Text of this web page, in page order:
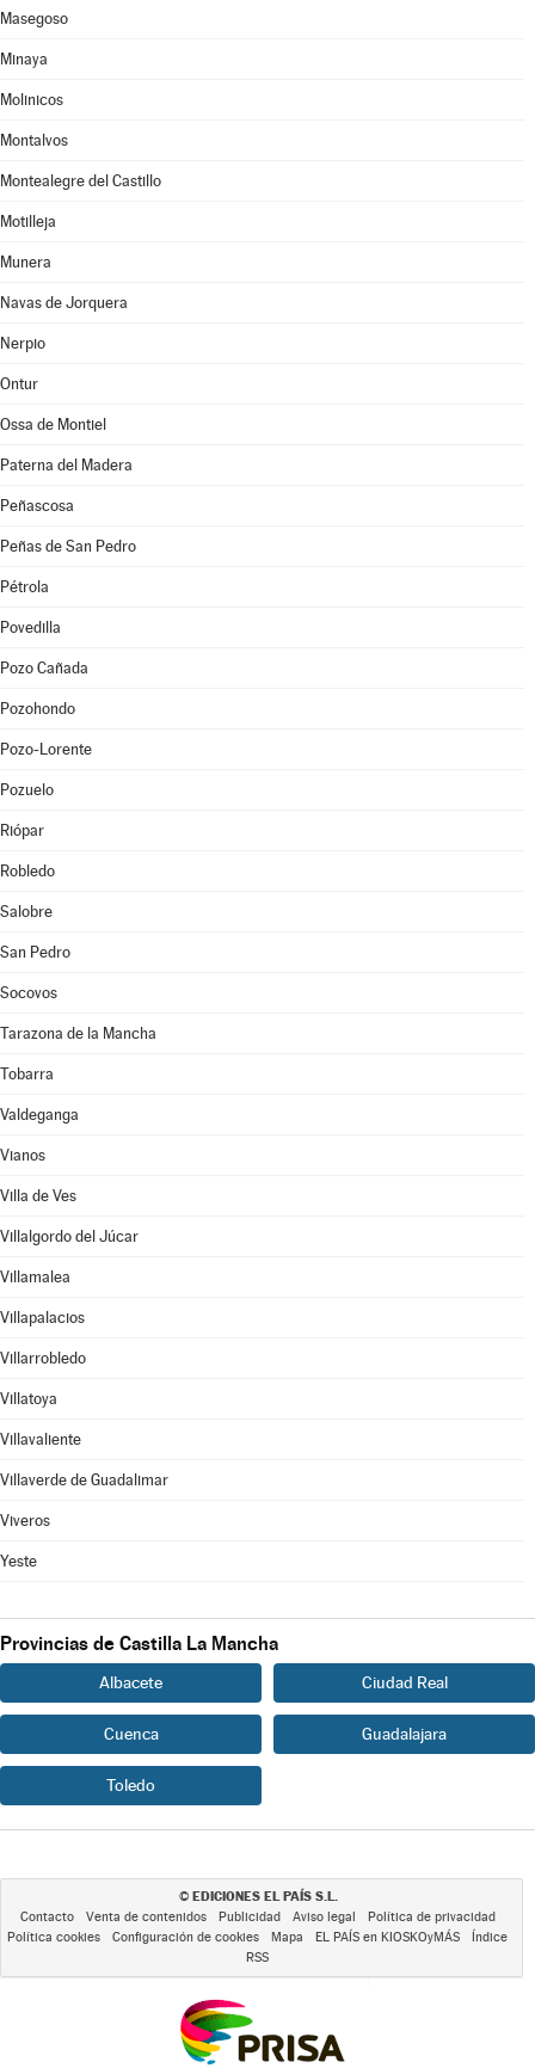
Masegoso
Minaya
Molinicos
Montalvos
Montealegre del Castillo
Motilleja
Munera
Navas de Jorquera
Nerpio
Ontur
Ossa de Montiel
Paterna del Madera
Peñascosa
Peñas de San Pedro
Pétrola
Povedilla
Pozo Cañada
Pozohondo
Pozo-Lorente
Pozuelo
Riópar
Robledo
Salobre
San Pedro
Socovos
Tarazona de la Mancha
Tobarra
Valdeganga
Vianos
Villa de Ves
Villalgordo del Júcar
Villamalea
Villapalacios
Villarrobledo
Villatoya
Villavaliente
Villaverde de Guadalimar
Viveros
Yeste
Provincias de Castilla La Mancha
Albacete Ciudad Real
Cuenca Guadalajara
Toledo
© EDICIONES EL PAÍS S.L.
Contacto Venta de contenidos Publicidad Aviso legal
Política de privacidad
Política cookies
Configuración de cookies Mapa EL PAÍS en KIOSKOyMÁS
Índice
RSS